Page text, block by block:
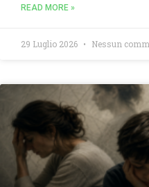
READ MORE »
29 Luglio 2026 Nessun